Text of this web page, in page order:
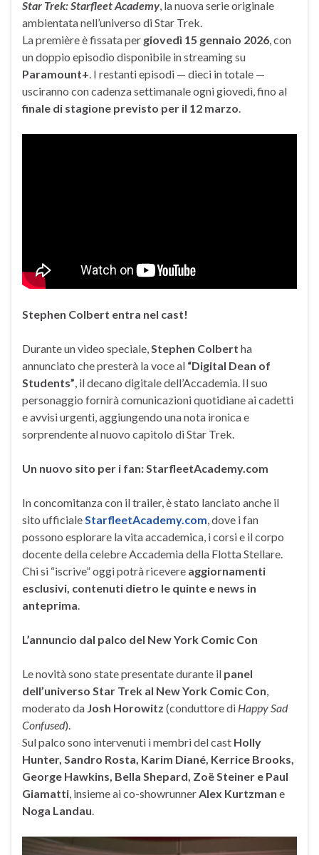
Star Trek: Starfleet Academy, la nuova serie originale
ambientata nell’universo di Star Trek.
La première è fissata per giovedì 15 gennaio 2026 , con
un doppio episodio disponibile in streaming su
Paramount+ . I restanti episodi — dieci in totale —
usciranno con cadenza settimanale ogni giovedì, fino al
finale di stagione previsto per il 12 marzo
Stephen Colbert entra nel cast!
Durante un video speciale,Stephen Colbert ha
annunciato che presterà la voce al “Digital Dean of
Students”, il decano digitale dell’Accademia. Il suo
personaggio fornirà comunicazioni quotidiane ai cadetti
e avvisi urgenti, aggiungendo una nota ironica e
sorprendente al nuovo capitolo di Star Trek.
Un nuovo sito per i fan: StarfleetAcademy.com
In concomitanza con il trailer, è stato lanciato anche il
sito ufficialeStarfleetAcademy.com, dove i fan
possono esplorare la vita accademica, i corsi e il corpo
docente della celebre Accademia della Flotta Stellare.
Chi si “iscrive” oggi potrà ricevere aggiornamenti
esclusivi, contenuti dietro le quinte e news in
anteprima.
L’annuncio dal palco del New York Comic Con
Le novità sono state presentate durante il panel
dell’universo Star Trek al New York Comic Con,
moderato da Josh Horowitz (conduttore di Happy Sad
Confused).
Sul palco sono intervenuti i membri del cast Holly
Hunter, Sandro Rosta, Karim Diané, Kerrice Brooks,
George Hawkins, Bella Shepard, Zoë Steiner e Paul
Giamatti, insieme ai co-showrunnerAlex Kurtzman e
Noga Landau.